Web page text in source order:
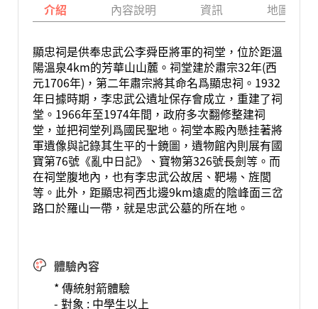
介紹 內容說明 資訊 地圖
顯忠祠是供奉忠武公李舜臣將軍的祠堂，位於距溫
陽溫泉4km的芳華山山麓。祠堂建於肅宗32年(西
元1706年)，第二年肅宗將其命名爲顯忠祠。1932
年日據時期，李忠武公遺址保存會成立，重建了祠
堂。1966年至1974年間，政府多次翻修整建祠
堂，並把祠堂列爲國民聖地。祠堂本殿內懸挂著將
軍遺像與記錄其生平的十鏡圖，遺物館內則展有國
寶第76號《亂中日記》、寶物第326號長劍等。而
在祠堂腹地內，也有李忠武公故居、靶場、旌閭
等。此外，距顯忠祠西北邊9km遠處的陰峰面三岔
路口於羅山一帶，就是忠武公墓的所在地。
體驗內容
* 傳統射箭體驗
- 對象 : 中學生以上